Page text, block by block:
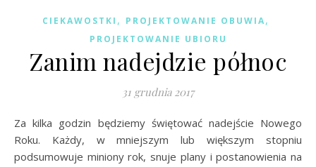
CIEKAWOSTKI , PROJEKTOWANIE OBUWIA,
PROJEKTOWANIE UBIORU
Zanim nadejdzie północ
31 grudnia 2017
Za kilka godzin będziemy świętować nadejście Nowego
Roku. Każdy, w mniejszym lub większym stopniu
podsumowuje miniony rok, snuje plany i postanowienia na